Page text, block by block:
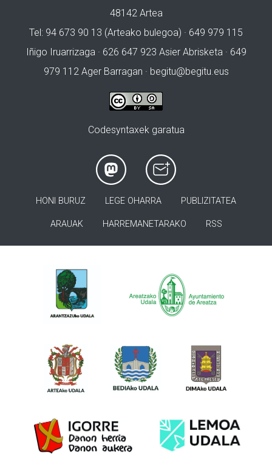
48142 Artea
Tel: 94 673 90 13 (Arteako bulegoa) · 649 979 115
Iñigo Iruarrizaga · 626 647 923 Asier Abrisketa · 649
979 112 Ager Barragan · begitu@begitu.eus
Codesyntaxek garatua
HONI BURUZ LEGE OHARRA PUBLIZITATEA
ARAUAK HARREMANETARAKO RSS